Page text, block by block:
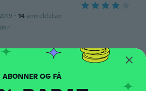
· 14 anmeldelser
overførsler
bom, pena que ficou um
grande ... Acho que na